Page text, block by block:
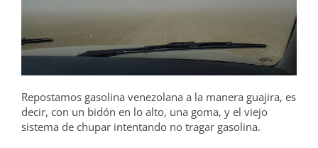
Repostamos gasolina venezolana a la manera guajira, es
decir, con un bidón en lo alto, una goma, y el viejo
sistema de chupar intentando no tragar gasolina.